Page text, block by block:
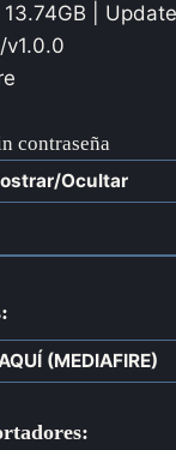
13.74GB |
v1.0.0
contraseña
Ocultar
(MEDIAFIRE)